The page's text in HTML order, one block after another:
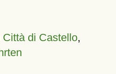
di Castello,